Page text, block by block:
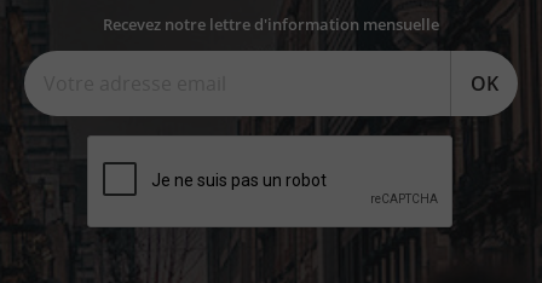
Recevez notre lettre d'information mensuelle
OK